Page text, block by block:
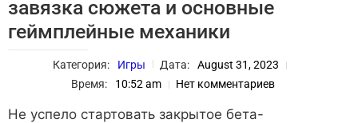
завязка сюжета и основные
геймплейные механики
Категория: Игры Дата:
August 31, 2023
Время:
10:52 am Нет комментариев
Не успело стартовать закрытое бета-